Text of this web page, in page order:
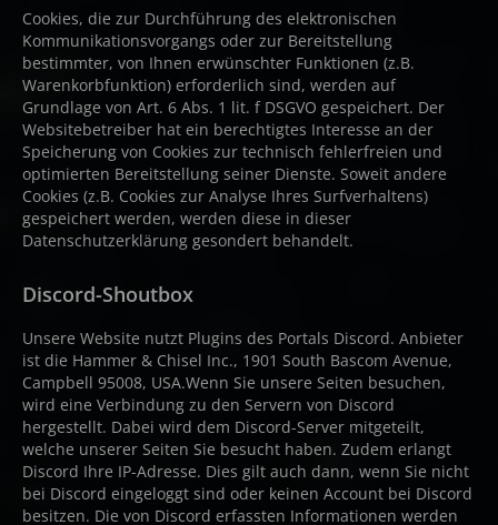
Cookies, die zur Durchführung des elektronischen
Kommunikationsvorgangs oder zur Bereitstellung
bestimmter, von Ihnen erwünschter Funktionen (z.B.
Warenkorbfunktion) erforderlich sind, werden auf
Grundlage von Art. 6 Abs. 1 lit. f DSGVO gespeichert. Der
Websitebetreiber hat ein berechtigtes Interesse an der
Speicherung von Cookies zur technisch fehlerfreien und
optimierten Bereitstellung seiner Dienste. Soweit andere
Cookies (z.B. Cookies zur Analyse Ihres Surfverhaltens)
gespeichert werden, werden diese in dieser
Datenschutzerklärung gesondert behandelt.
Discord-Shoutbox
Unsere Website nutzt Plugins des Portals Discord. Anbieter
ist die Hammer & Chisel Inc., 1901 South Bascom Avenue,
Campbell 95008, USA.Wenn Sie unsere Seiten besuchen,
wird eine Verbindung zu den Servern von Discord
hergestellt. Dabei wird dem Discord-Server mitgeteilt,
welche unserer Seiten Sie besucht haben. Zudem erlangt
Discord Ihre IP-Adresse. Dies gilt auch dann, wenn Sie nicht
bei Discord eingeloggt sind oder keinen Account bei Discord
besitzen. Die von Discord erfassten Informationen werden